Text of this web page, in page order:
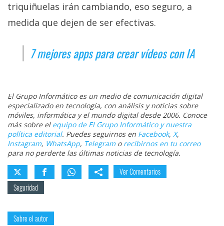
triquiñuelas irán cambiando, eso seguro, a
medida que dejen de ser efectivas.
7 mejores apps para crear vídeos con IA
El Grupo Informático es un medio de comunicación digital
especializado en tecnología, con análisis y noticias sobre
móviles, informática y el mundo digital desde 2006. Conoce
más sobre el equipo de El Grupo Informático y nuestra
política editorial. Puedes seguirnos en Facebook, X,
Instagram, WhatsApp, Telegramo recibirnos en tu correo
para no perderte las últimas noticias de tecnología.
Ver Comentarios
Seguridad
Sobre el autor